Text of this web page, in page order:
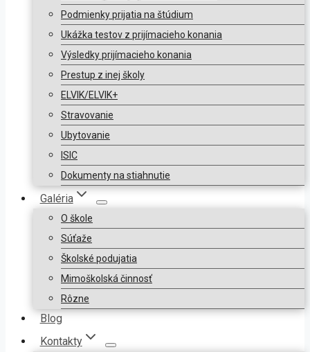
Podmienky prijatia na štúdium
Ukážka testov z prijímacieho konania
Výsledky prijímacieho konania
Prestup z inej školy
ELVIK/ELVIK+
Stravovanie
Ubytovanie
ISIC
Dokumenty na stiahnutie
Galéria
O škole
Súťaže
Školské podujatia
Mimoškolská činnosť
Rôzne
Blog
Kontakty